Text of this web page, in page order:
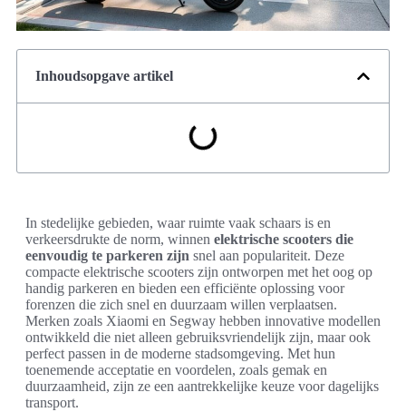
Inhoudsopgave artikel
In stedelijke gebieden, waar ruimte vaak schaars is en
verkeersdrukte de norm, winnen elektrische scooters die
eenvoudig te parkeren zijn snel aan populariteit. Deze
compacte elektrische scooters zijn ontworpen met het oog op
handig parkeren en bieden een efficiënte oplossing voor
forenzen die zich snel en duurzaam willen verplaatsen.
Merken zoals Xiaomi en Segway hebben innovative modellen
ontwikkeld die niet alleen gebruiksvriendelijk zijn, maar ook
perfect passen in de moderne stadsomgeving. Met hun
toenemende acceptatie en voordelen, zoals gemak en
duurzaamheid, zijn ze een aantrekkelijke keuze voor dagelijks
transport.